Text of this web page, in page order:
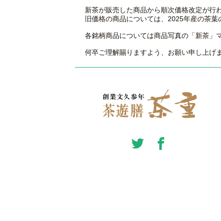
新茶が販売した商品から順次価格改定が行
旧価格の商品については、2025年産の茶
各銘柄商品については商品写真の「新茶」
何卒ご理解賜りますよう、お願い申し上げ